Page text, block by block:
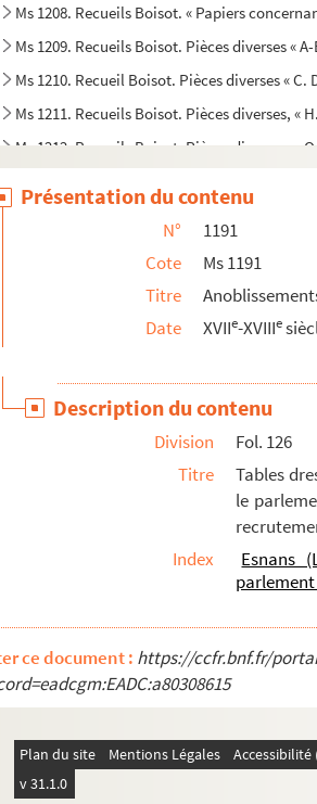
Ms 1208. Recueils Boisot. « Papiers
Ms 1209. Recueils Boisot. Pièces diverses « A-
Ms 1210. Recueil Boisot. Pièces diverses « C.
Ms 1211. Recueils Boisot. Pièces diverses, «
Ms 1212. Recueils Boisot. Pièces diverses, «
Ms 1286 à 1296. Histoire, littérature
Présentation du contenu
N°
1191
Cote
Ms 1191
Titre
Date
XVIIe-XVIIIe
Description du contenu
Division
Fol. 126
Titre
Tables
le
Index
Esnans
ce document : https://ccfr.bnf.fr/
Plan du site Mentions Légales
v 31.1.0